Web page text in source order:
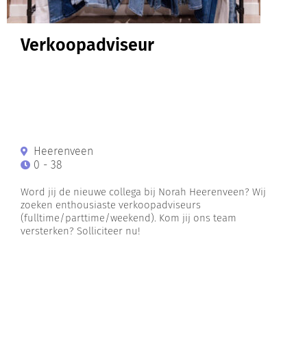
Verkoopadviseur
Heerenveen
0 - 38
Word jij de nieuwe collega bij Norah Heerenveen? Wij
zoeken enthousiaste verkoopadviseurs
(fulltime/parttime/weekend). Kom jij ons team
versterken? Solliciteer nu!